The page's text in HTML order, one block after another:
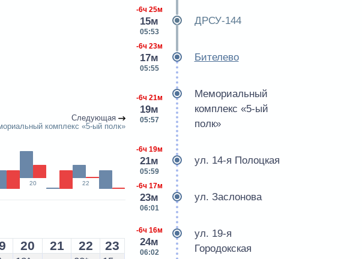
Следующая
комплекс «5-ый полк»
20 22
20 21 22 23
-6ч 25м
15м
05:53
ДРСУ-144
-6ч 23м
17м
05:55
Бителево
-6ч 21м
19м
05:57
Мемориальный
комплекс «5-ый
полк»
-6ч 19м
21м
05:59
ул. 14-я Полоцкая
-6ч 17м
23м
06:01
ул. Заслонова
-6ч 16м
24м
06:02
ул. 19-я
Городокская